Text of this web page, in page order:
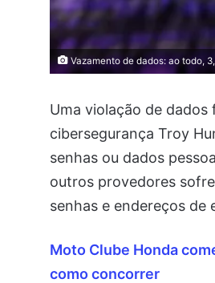
Vazamento de dados: ao todo,
Uma violação de
cibersegurança Troy
senhas ou dados
outros provedores
senhas e endereços
Moto Clube Honda
como concorrer